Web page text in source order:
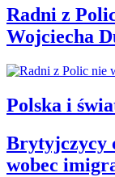
Radni z
Wojciecha
Polska i
Brytyjczycy
wobec